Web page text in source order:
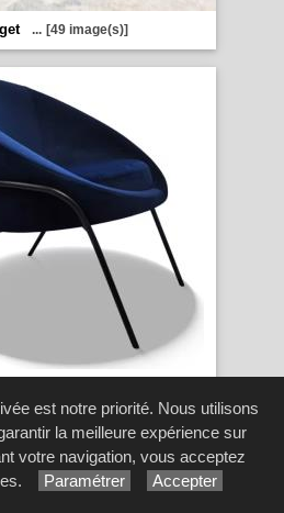
... [49 image(s)]
est notre priorité. Nous utilisons
la meilleure expérience sur
votre navigation, vous acceptez
Paramétrer Accepter